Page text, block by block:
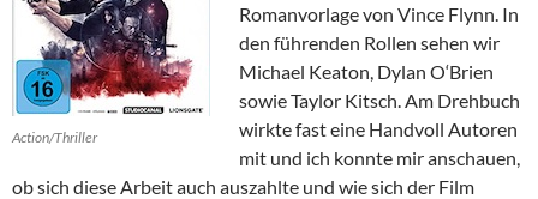
Action/Thriller
Romanvorlage von Vince Flynn. In
den führenden Rollen sehen wir
Michael Keaton, Dylan O‘Brien
sowie Taylor Kitsch. Am Drehbuch
wirkte fast eine Handvoll Autoren
mit und ich konnte mir anschauen,
ob sich diese Arbeit auch auszahlte und wie sich der Film